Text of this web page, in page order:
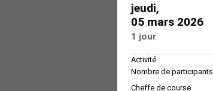
jeudi,
05 mars 2026
1 jour
Activité
Nombre de participants
Cheffe de course